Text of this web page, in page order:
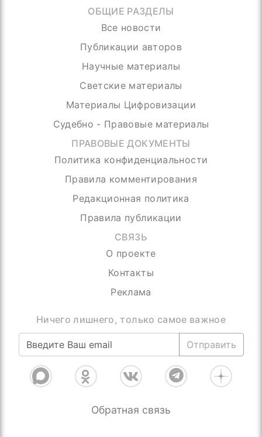
ОБЩИЕ РАЗДЕЛЫ
Все новости
Публикации авторов
Научные материалы
Светские материалы
Материалы Цифровизации
Судебно - Правовые материалы
ПРАВОВЫЕ ДОКУМЕНТЫ
Политика конфиденциальности
Правила комментирования
Редакционная политика
Правила публикации
СВЯЗЬ
О проекте
Контакты
Реклама
Ничего лишнего, только самое важное
Отправить
Обратная связь